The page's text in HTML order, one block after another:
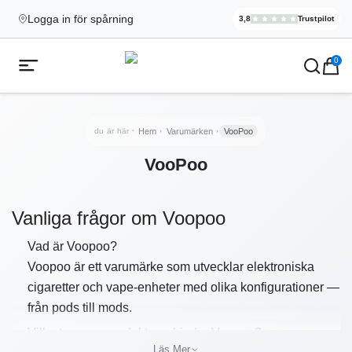
Logga in för spårning
Elekcig.se
3,8 Trustpilot
,3 071
Öppna mobilmeny
Ecigg → Köp e-cigarett och 0
du är här Hem Varumärken VooPoo
VooPoo
Vanliga frågor om Voopoo
Vad är Voopoo?
Voopoo är ett varumärke som utvecklar elektroniska
cigaretter och vape-enheter med olika konfigurationer —
från pods till mods.
Vilka typer av produkter erbjuder Voopoo?
Läs Mer